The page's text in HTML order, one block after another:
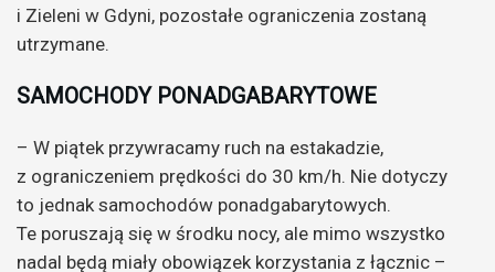
i Zieleni w Gdyni, pozostałe ograniczenia zostaną
utrzymane.
SAMOCHODY PONADGABARYTOWE
– W piątek przywracamy ruch na estakadzie,
z ograniczeniem prędkości do 30 km/h. Nie dotyczy
to jednak samochodów ponadgabarytowych.
Te poruszają się w środku nocy, ale mimo wszystko
nadal będą miały obowiązek korzystania z łącznic –